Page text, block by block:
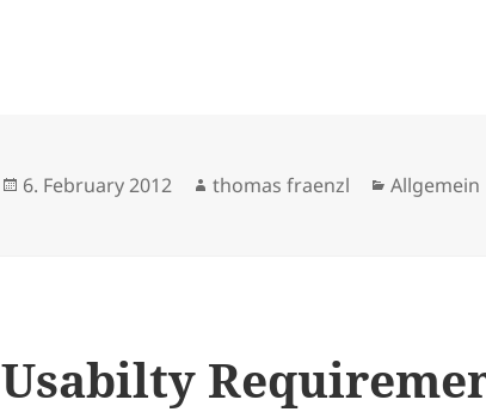
Posted
6. February 2012 Author
thomas fraenzl Allgemein
Usabilty